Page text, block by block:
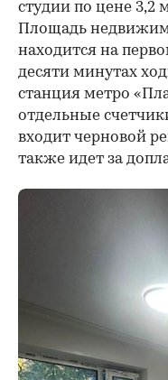
студии по цене 3,2
Площадь
находится на
десяти минутах
станция метро
отдельные
входит черновой
также идет за